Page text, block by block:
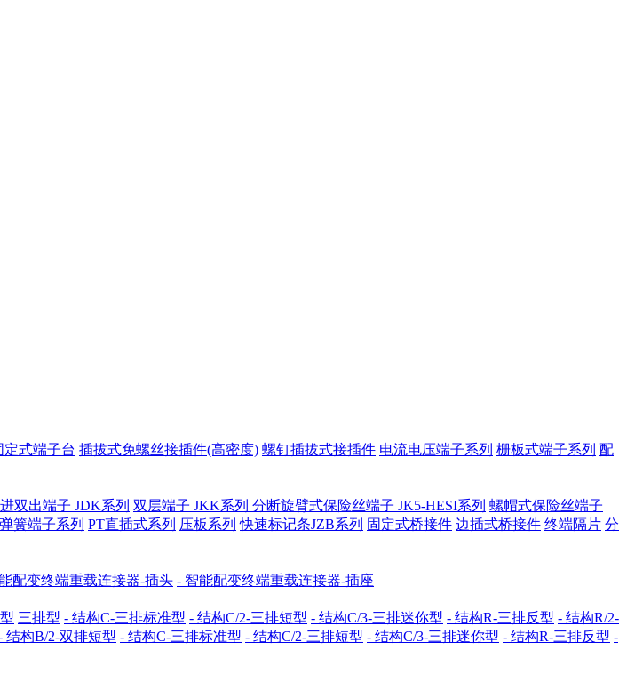
定式端子台 插拔式免螺丝接插件(高密度) 螺钉插拔式接插件 电流电压端子系列 栅板式端子系列 配
双出端子 JDK系列 双层端子 JKK系列 分断旋臂式保险丝端子 JK5-HESI系列 螺帽式保险丝端子
簧端子系列 PT直插式系列 压板系列 快速标记条JZB系列 固定式桥接件 边插式桥接件 终端隔片 分
配变终端重载连接器-插头 - 智能配变终端重载连接器-插座
三排型 - 结构C-三排标准型 - 结构C/2-三排短型 - 结构C/3-三排迷你型 - 结构R-三排反型 - 结构R/2-
结构B/2-双排短型 - 结构C-三排标准型 - 结构C/2-三排短型 - 结构C/3-三排迷你型 - 结构R-三排反型 -